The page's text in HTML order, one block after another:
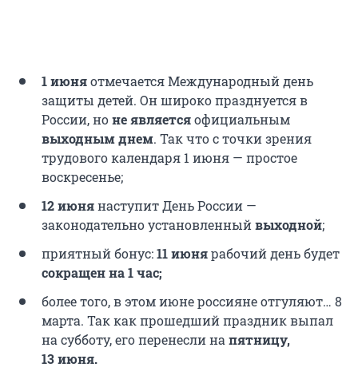
1 июняотмечается Международный день
защиты детей. Он широко празднуется в
России, ноне являетсяофициальным
выходным днем. Так что с точки зрения
трудового календаря 1 июня — простое
воскресенье;
12 июнянаступит День России —
законодательно установленныйвыходной;
приятный бонус:11 июнярабочий день будет
сокращен на 1 час;
более того, в этом июне россияне отгуляют… 8
марта. Так как прошедший праздник выпал
на субботу, его перенесли на пятницу,
13 июня.